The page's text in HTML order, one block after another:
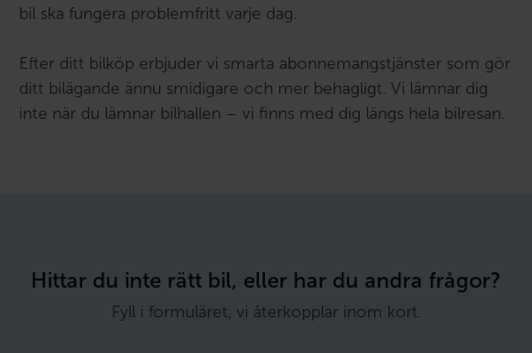
bil ska fungera problemfritt varje dag.
Efter ditt bilköp erbjuder vi smarta abonnemangstjänster som gör
ditt bilägande ännu smidigare och mer behagligt. Vi lämnar dig
inte när du lämnar bilhallen – vi finns med dig längs hela bilresan.
Hittar du inte rätt bil, eller har du andra frågor?
Fyll i formuläret, vi återkopplar inom kort.